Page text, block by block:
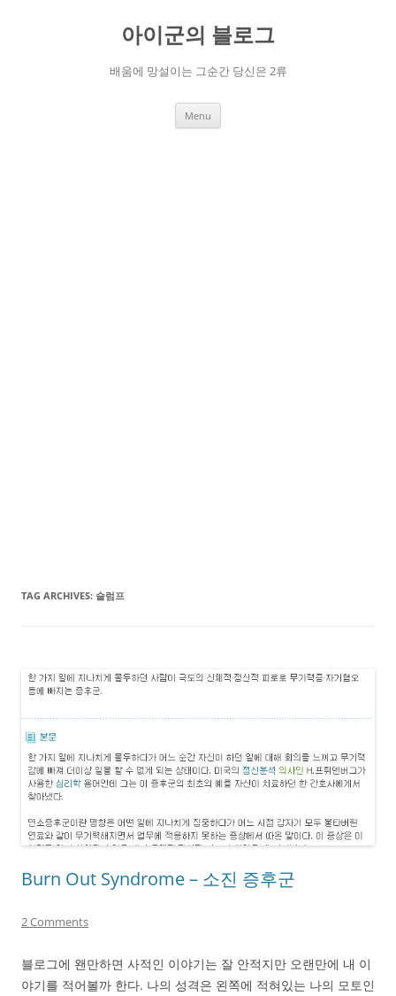
아이군의 블로그
배움에 망설이는 그순간 당신은 2류
Menu
TAG ARCHIVES: 슬럼프
Burn Out Syndrome – 소진 증후군
2 Comments
블로그에 왠만하면 사적인 이야기는 잘 안적지만 오랜만에 내 이
야기를 적어볼까 한다. 나의 성격은 왼쪽에 적혀있는 나의 모토인